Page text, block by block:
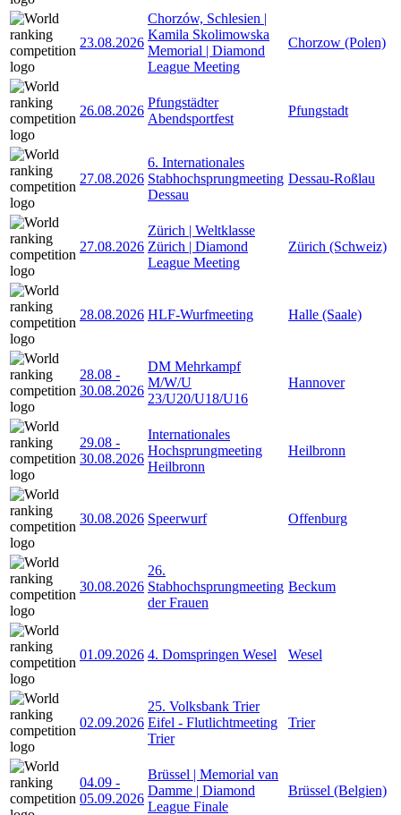
23.08.2026
Chorzów, Schlesien |
Kamila Skolimowska
Memorial | Diamond
League Meeting
Chorzow (Polen)
26.08.2026
Pfungstädter
Abendsportfest
Pfungstadt
27.08.2026
6. Internationales
Stabhochsprungmeeting
Dessau
Dessau-Roßlau
27.08.2026
Zürich | Weltklasse
Zürich | Diamond
League Meeting
Zürich (Schweiz)
28.08.2026 HLF-Wurfmeeting Halle (Saale)
28.08 -
30.08.2026
DM Mehrkampf
M/W/U
23/U20/U18/U16
Hannover
29.08 -
30.08.2026
Internationales
Hochsprungmeeting
Heilbronn
Heilbronn
30.08.2026 Speerwurf Offenburg
30.08.2026
26.
Stabhochsprungmeeting
der Frauen
Beckum
01.09.2026 4. Domspringen Wesel Wesel
02.09.2026
25. Volksbank Trier
Eifel - Flutlichtmeeting
Trier
Trier
04.09 -
05.09.2026
Brüssel | Memorial van
Damme | Diamond
League Finale
Brüssel (Belgien)